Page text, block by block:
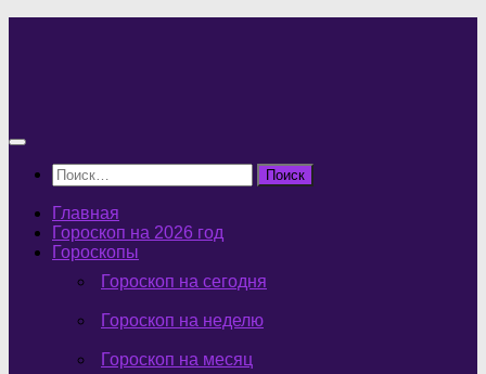
Найти:
Главная
Гороскоп на 2026 год
Гороскопы
Гороскоп на сегодня
Гороскоп на неделю
Гороскоп на месяц